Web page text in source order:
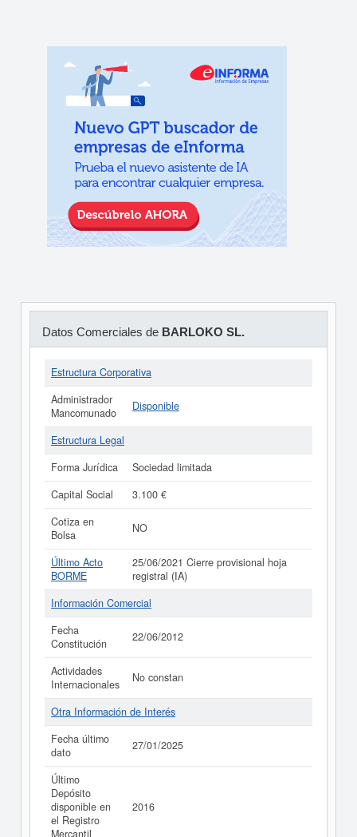
Datos Comerciales de BARLOKO SL.
Estructura Corporativa
Administrador
Mancomunado
Disponible
Estructura Legal
Forma Jurídica
Sociedad limitada
Capital Social
3.100 €
Cotiza en
Bolsa
NO
Último Acto
BORME
25/06/2021 Cierre provisional hoja
registral (IA)
Información Comercial
Fecha
Constitución
22/06/2012
Actividades
Internacionales
No constan
Otra Información de Interés
Fecha último
dato
27/01/2025
Último
Depósito
disponible en
el Registro
Mercantil
2016